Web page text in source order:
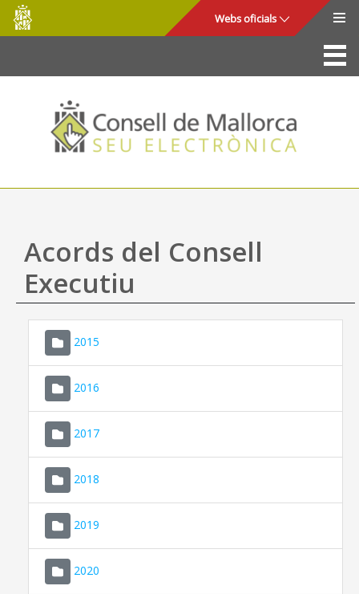
Salta al contingut principal
Consell
de
Mallorca
Webs oficials
La Seu
Consell de Mallorca
Accés i seguretat
Utilitats
Ajuda
Acords del Consell
Executiu
2015
2016
2017
2018
2019
2020